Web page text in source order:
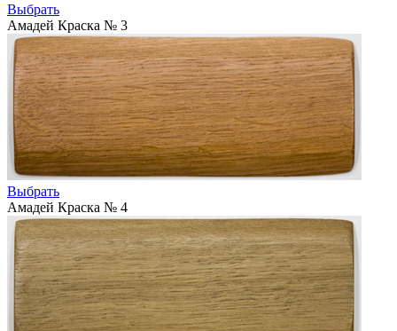
Выбрать
Амадей Краска № 3
Выбрать
Амадей Краска № 4